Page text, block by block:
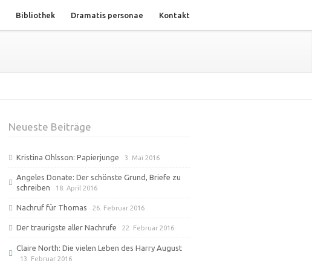
Bibliothek Dramatis personae Kontakt
Neueste Beiträge
Kristina Ohlsson: Papierjunge 3. Mai 2016
Angeles Donate: Der schönste Grund, Briefe zu
schreiben
18. April 2016
Nachruf für Thomas 26. Februar 2016
Der traurigste aller Nachrufe 22. Februar 2016
Claire North: Die vielen Leben des Harry August
13. Februar 2016